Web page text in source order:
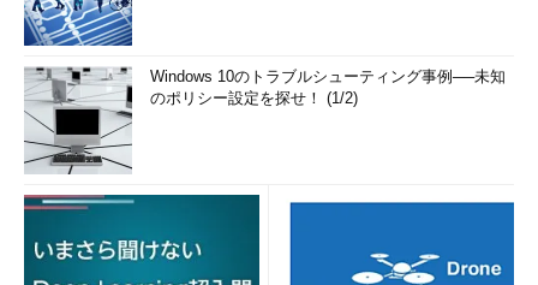
Windows 10のトラブルシューティング事例──未知
のポリシー設定を探せ！ (1/2)